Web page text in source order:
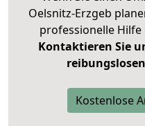
Oelsnitz-Erzgeb
professionelle
Kontaktieren Sie
Kostenlose